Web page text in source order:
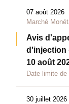
07 août 2026
Marché
Avis
d'injection
10 août
Date limite
30 juillet 2026